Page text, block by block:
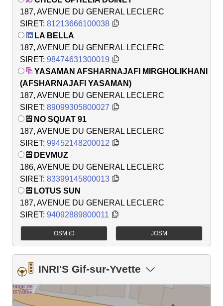
187, AVENUE DU GENERAL LECLERC
SIRET: 81213666100038
LA BELLA
187, AVENUE DU GENERAL LECLERC
SIRET: 98474631300019
YASAMAN AFSHARNAJAFI MIRGHOLIKHANI
(AFSHARNAJAFI YASAMAN)
187, AVENUE DU GENERAL LECLERC
SIRET: 89099305800027
NO SQUAT 91
187, AVENUE DU GENERAL LECLERC
SIRET: 99452148200012
DEVMUZ
186, AVENUE DU GENERAL LECLERC
SIRET: 83399145800013
LOTUS SUN
187, AVENUE DU GENERAL LECLERC
SIRET: 94092889800011
OSM iD JOSM
INRI'S Gif-sur-Yvette